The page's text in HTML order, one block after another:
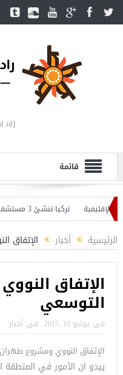
[ad id=""]
قائمة
تركيا تنشئ 3 مستشفيات في مناطق درع الفرات بسوريا
الرئيسية أخبار الإتفاق
الإتفاق
التوسعي
فى: يوليو 18, 2015 فى: أخبار
الإتفاق النووي ومشروع
يبدو ان الأمور في المنطقة